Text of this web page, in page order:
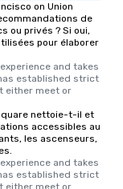
scheduling, Lip
Tours also provides a
durations. Our
hours, with optional
incentives.
on Union
de
ou privés ? Si oui,
pour élaborer
and takes
established strict
either meet or
nettoie-t-il et
accessibles au
les ascenseurs,
and takes
established strict